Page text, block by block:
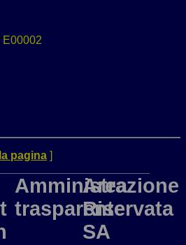
E00002
pagina ]
Amministrazione
trasparente
Area
Riservata
SA